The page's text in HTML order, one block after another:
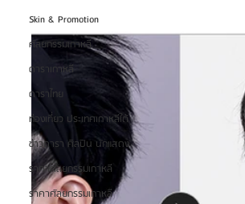
Skin & Promotion
ศัลยกรรมเกาหลี
ดาราเกาหลี
ดาราไทย
ท่องเที่ยว ประเทศเกาหลีใต้
ข่าวดารา ศิลปิน นักแสดง
ราคาศัลยกรรมเกาหลี
ราคาศัลยกรรมเกาหลี